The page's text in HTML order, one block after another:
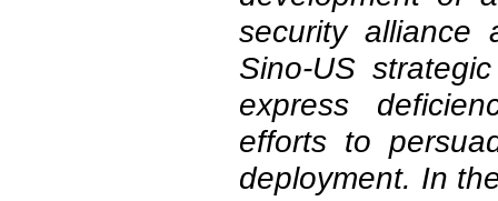
security alliance
Sino-US
express
efforts to
deployment. In